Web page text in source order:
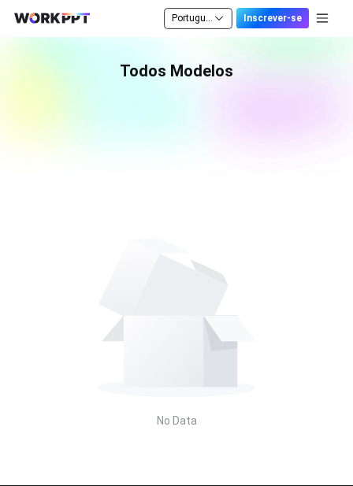
Português Inscrever-se
Todos Modelos
No Data